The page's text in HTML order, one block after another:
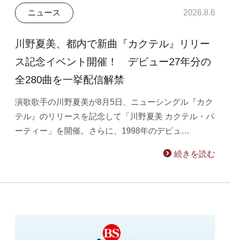
ニュース 2026.8.6
川野夏美、都内で新曲『カクテル』リリー
ス記念イベント開催！ デビュー27年分の
全280曲を一挙配信解禁
演歌歌手の川野夏美が8月5日、ニューシングル『カク
テル』のリリースを記念して「川野夏美 カクテル・パ
ーティー」を開催。さらに、1998年のデビュ…
続きを読む